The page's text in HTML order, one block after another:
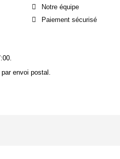
Notre équipe
Paiement sécurisé
envoi postal.